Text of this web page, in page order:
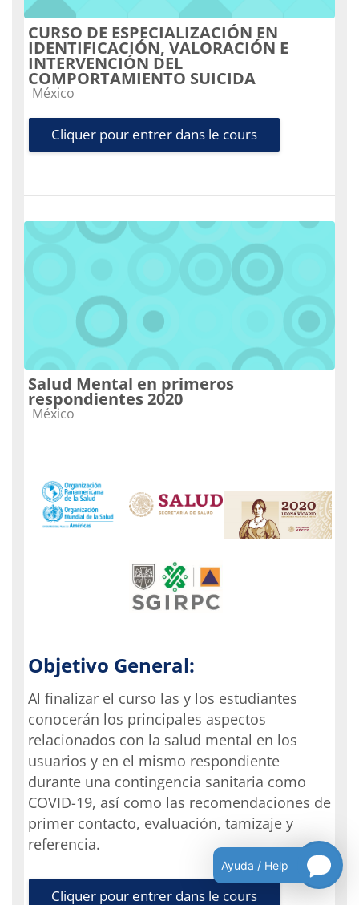
CURSO DE ESPECIALIZACIÓN EN
IDENTIFICACIÓN, VALORACIÓN E
INTERVENCIÓN DEL
COMPORTAMIENTO SUICIDA
Catégorie de cours
México
Cliquer pour entrer dans le cours
Salud Mental en primeros
respondientes 2020
Catégorie de cours
México
Objetivo General:
Al finalizar el curso las y los estudiantes
conocerán los principales aspectos
relacionados con la salud mental en los
usuarios y en el mismo respondiente
durante una contingencia sanitaria como
COVID-19, así como las recomendaciones de
primer contacto, evaluación, tamizaje y
referencia.
Cliquer pour entrer dans le cours
Ayuda / Help